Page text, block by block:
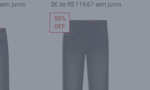
juros 3X de R$ 119,67 sem juros
50%
OFF